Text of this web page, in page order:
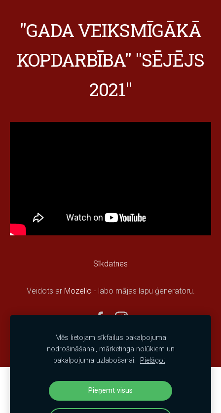
"GADA VEIKSMĪGĀKĀ
KOPDARBĪBA" "SĒJĒJS
2021"
Sīkdatnes
Veidots ar Mozello - labo mājas lapu ģeneratoru.
Izveido savu mājaslapu vai e-veikalu ar
Mozello!
Ātri, viegli, bez programmēšanas.
Mēs lietojam sīkfailus pakalpojuma
nodrošināšanai, mārketinga nolūkiem un
pakalpojuma uzlabošanai.
Pielāgot
Pieņemt visus